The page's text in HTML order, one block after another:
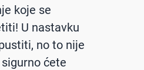
koje se
U nastavku
no to nije
ćete